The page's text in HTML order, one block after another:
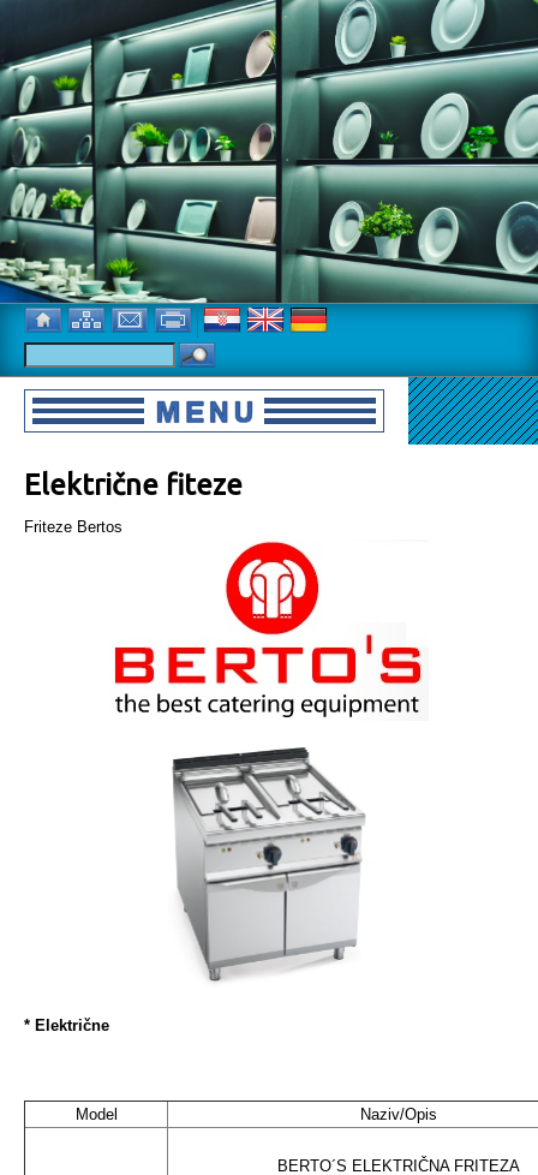
Električne fiteze
Friteze Bertos
* Električne
Model Naziv/Opis
BERTO´S ELEKTRIČNA FRITEZA